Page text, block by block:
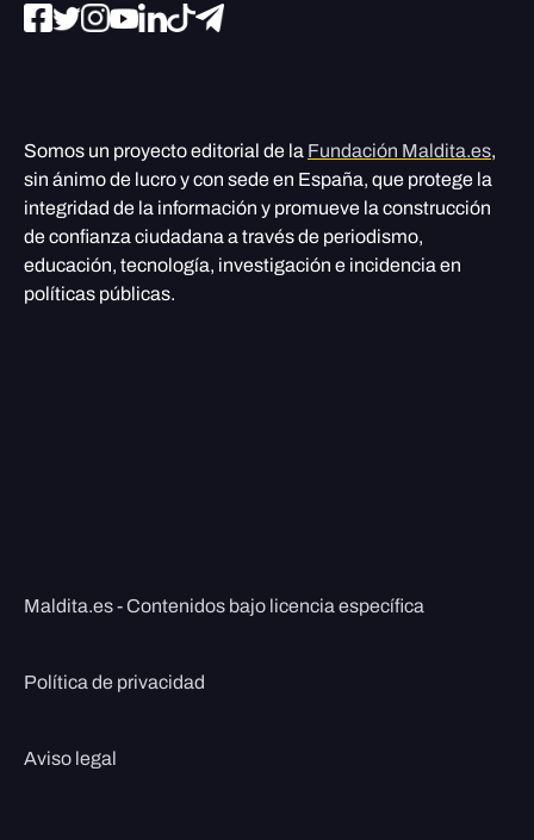
Somos un proyecto editorial de la Fundación Maldita.es,
sin ánimo de lucro y con sede en España, que protege la
integridad de la información y promueve la construcción
de confianza ciudadana a través de periodismo,
educación, tecnología, investigación e incidencia en
políticas públicas.
Maldita.es - Contenidos bajo licencia específica
Política de privacidad
Aviso legal